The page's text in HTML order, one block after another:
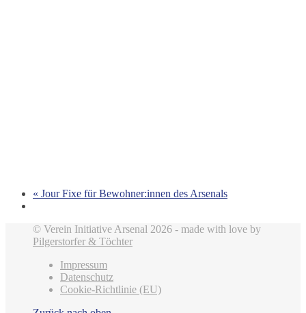
« Jour Fixe für Bewohner:innen des Arsenals
© Verein Initiative Arsenal 2026 - made with love by
Pilgerstorfer & Töchter
Impressum
Datenschutz
Cookie-Richtlinie (EU)